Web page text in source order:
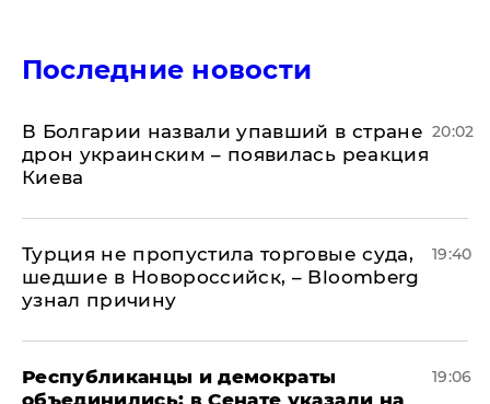
Последние новости
В Болгарии назвали упавший в стране
дрон украинским – появилась реакция
Киева
20:02
Турция не пропустила торговые суда,
шедшие в Новороссийск, – Bloomberg
узнал причину
19:40
Республиканцы и демократы
объединились: в Сенате указали на
19:06